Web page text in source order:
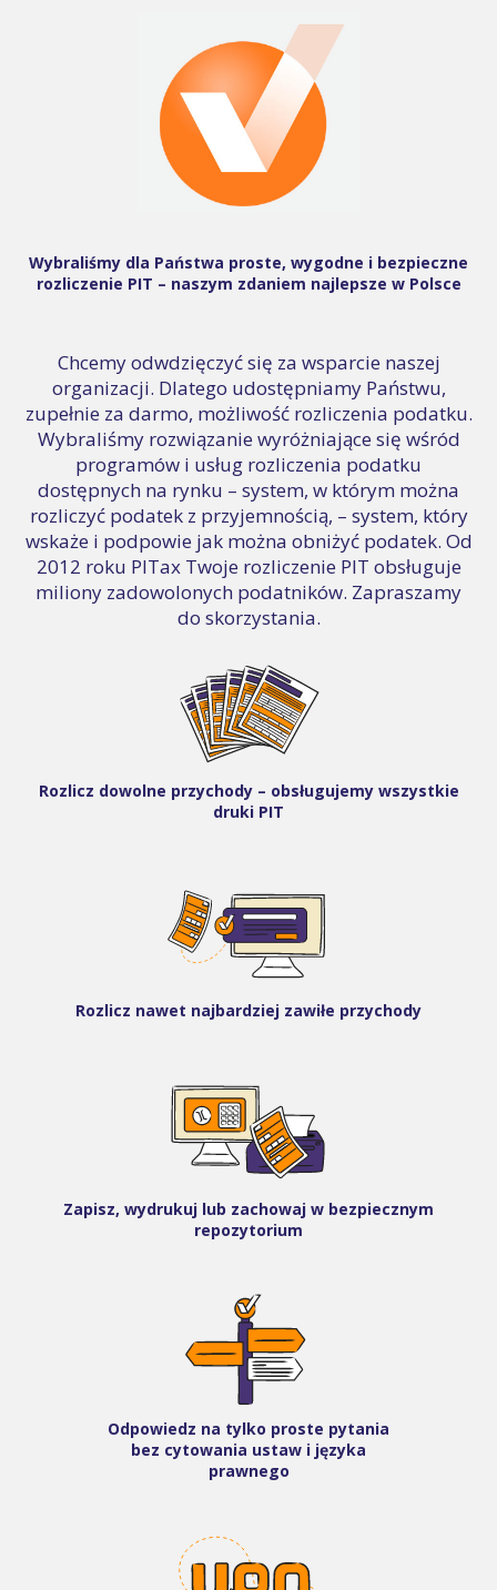
Wybraliśmy dla Państwa proste, wygodne i bezpieczne
rozliczenie PIT – naszym zdaniem najlepsze w Polsce
Chcemy odwdzięczyć się za wsparcie naszej
organizacji. Dlatego udostępniamy Państwu,
zupełnie za darmo, możliwość rozliczenia podatku.
Wybraliśmy rozwiązanie wyróżniające się wśród
programów i usług rozliczenia podatku
dostępnych na rynku – system, w którym można
rozliczyć podatek z przyjemnością, – system, który
wskaże i podpowie jak można obniżyć podatek. Od
2012 roku PITax Twoje rozliczenie PIT obsługuje
miliony zadowolonych podatników. Zapraszamy
do skorzystania.
Rozlicz dowolne przychody – obsługujemy wszystkie
druki PIT
Rozlicz nawet najbardziej zawiłe przychody
Zapisz, wydrukuj lub zachowaj w bezpiecznym
repozytorium
Odpowiedz na tylko proste pytania
bez cytowania ustaw i języka
prawnego